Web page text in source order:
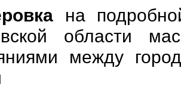
на
области
между